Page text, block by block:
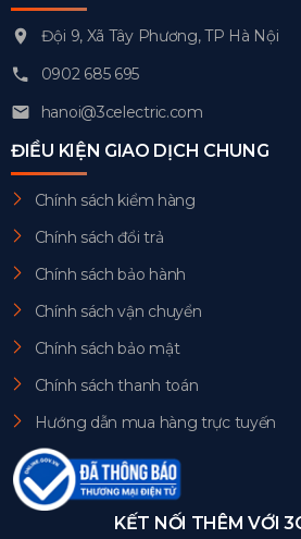
Đội 9, Xã Tây Phương, TP Hà Nội
0902 685 695
hanoi@3celectric.com
ĐIỀU KIỆN GIAO DỊCH CHUNG
Chính sách kiểm hàng
Chính sách đổi trả
Chính sách bảo hành
Chính sách vận chuyển
Chính sách bảo mật
Chính sách thanh toán
Hướng dẫn mua hàng trực tuyến
KẾT NỐI THÊM VỚI